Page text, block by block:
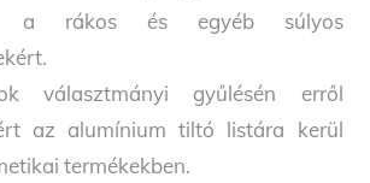
a rákos és egyéb súlyos
választmányi gyűlésén erről
az alumínium tiltó listára kerül
termékekben.